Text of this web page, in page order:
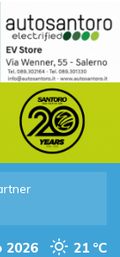
2026 21 °C